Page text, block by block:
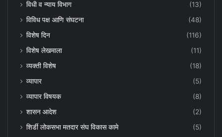
विधी व न्याय विभाग
(13)
विविध पक्ष आणि संघटना
(48)
विशेष दिन
(116)
विशेष लेखमाला
(11)
व्यक्ती विशेष
(18)
व्यापार
(5)
व्यापार विषयक
(8)
शासन आदेश
(2)
शिर्डी लोकसभा मतदार संघ विकास कामे
(5)